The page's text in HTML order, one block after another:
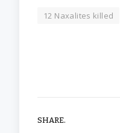
12 Naxalites killed
SHARE.